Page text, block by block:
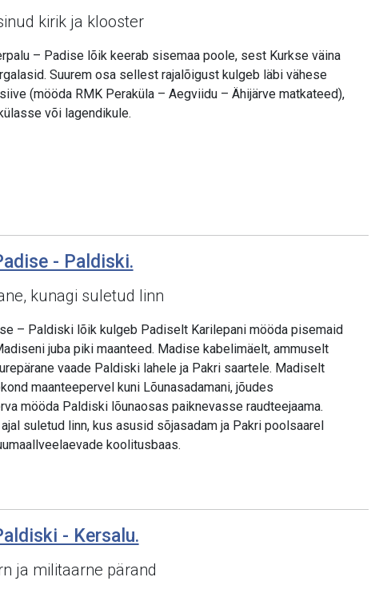
kirik ja klooster
– Padise lõik keerab sisemaa poole, sest Kurkse väina
Suurem osa sellest rajalõigust kulgeb läbi vähese
(mööda RMK Peraküla – Aegviidu – Ähijärve matkateed),
või lagendikule.
- Paldiski.
kunagi suletud linn
– Paldiski lõik kulgeb Padiselt Karilepani mööda pisemaid
juba piki maanteed. Madise kabelimäelt, ammuselt
vaade Paldiski lahele ja Pakri saartele. Madiselt
maanteepervel kuni Lõunasadamani, jõudes
mööda Paldiski lõunaosas paiknevasse raudteejaama.
suletud linn, kus asusid sõjasadam ja Pakri poolsaarel
koolitusbaas.
- Kersalu.
ja militaarne pärand